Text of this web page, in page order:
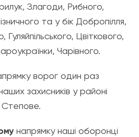
Злагоди, Рибного,
та у бік Добропілля,
Гуляйпільського, Цвіткового,
Чарівного.
ворог один раз
захисників у районі
Степове.
напрямку наші оборонці